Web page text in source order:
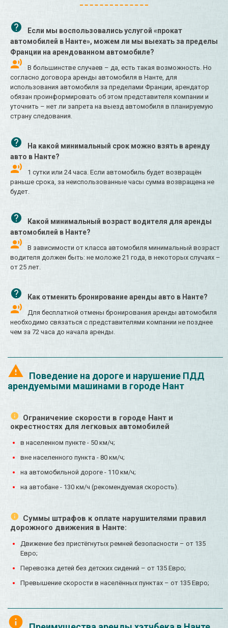
Если мы воспользовались услугой «прокат
автомобилей в Нанте», можем ли мы выехать за пределы
Франции на арендованном автомобиле?
В большинстве случаев – да, есть такая возможность. Но
согласно договора аренды автомобиля в Нанте, для
использования автомобиля за пределами Франции, арендатор
обязан проинформировать об этом представителя компании и
уточнить – нет ли запрета на выезд автомобиля в планируемую
страну следования.
На какой минимальный срок можно взять в аренду
авто в Нанте?
1 сутки или 24 часа. Если автомобиль будет возвращён
раньше срока, за неиспользованные часы сумма возвращена не
будет.
Какой минимальный возраст водителя для аренды
автомобилей в Нанте?
В зависимости от класса автомобиля минимальный возраст
водителя должен быть: не моложе 21 года, в некоторых случаях –
от 25 лет.
Как отменить бронирование аренды авто в Нанте?
Для бесплатной отмены бронирования аренды автомобиля
необходимо связаться с представителями компании не позднее
чем за 72 часа до начала аренды.
Поведение на дороге и нарушение ПДД
арендуемыми машинами в городе Нант
Ограничение скорости в городе Нант и
окрестностях для легковых автомобилей
в населенном пункте - 50 км/ч;
вне населенного пункта - 80 км/ч;
на автомобильной дороге - 110 км/ч;
на автобане - 130 км/ч (рекомендуемая скорость).
Суммы штрафов к оплате нарушителями правил
дорожного движения в Нанте:
Движение без пристёгнутых ремней безопасности – от 135
Евро;
Перевозка детей без детских сидений – от 135 Евро;
Превышение скорости в населённых пунктах – от 135 Евро;